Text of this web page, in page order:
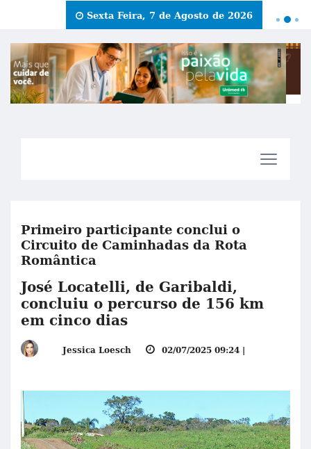
Sexta Feira, 7 de Agosto de 2026
Primeiro participante conclui o
Circuito de Caminhadas da Rota
Romântica
José Locatelli, de Garibaldi,
concluiu o percurso de 156 km
em cinco dias
Jessica Loesch 02/07/2025 09:24 |